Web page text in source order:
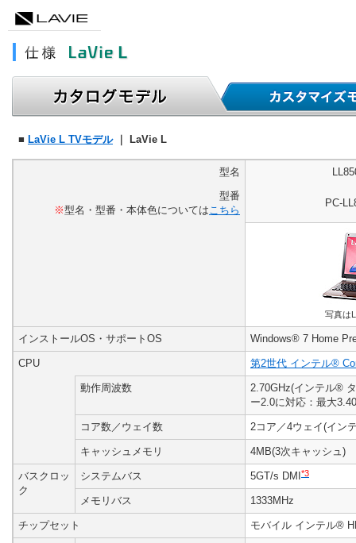
■ LaVie L TVモデル｜ LaVie L
型名
型番
※型名・型番・本体色についてはこちら
PC-
写真は
インストールOS・サポートOS Windows® 7 Home
CPU 第2世代 インテル®
動作周波数
2.70GHz(インテル®
ー2.0に対応：最大
コア数／ウェイ数 2コア／4ウェイ(イン
キャッシュメモリ 4MB(3次キャッシュ)
バスクロッ
ク
システムバス 5GT/s DMI *3
メモリバス 1333MHz
チップセット モバイル インテル®